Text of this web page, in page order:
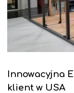
Innowacyjna
klient w USA